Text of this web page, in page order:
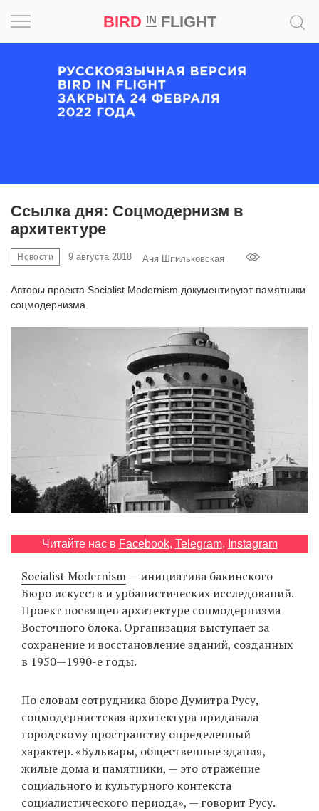
BIRD INFLIGHT
Ссылка дня: Соцмодернизм в
архитектуре
Новости 9 августа 2018 Аня Шпильковская
Авторы проекта Socialist Modernism документируют памятники
соцмодернизма.
Читайте нас в Facebook, Telegram, Instagram
Socialist Modernism— инициатива бакинского
Бюро искусств и урбанистических исследований.
Проект посвящен архитектуре соцмодернизма
Восточного блока. Организация выступает за
сохранение и восстановление зданий, созданных
в 1950—1990-е годы.
По словам сотрудника бюро Думитра Русу,
соцмодернистская архитектура придавала
городскому пространству определенный
характер. «Бульвары, общественные здания,
жилые дома и памятники, — это отражение
социального и культурного контекста
социалистического периода», — говорит Русу.